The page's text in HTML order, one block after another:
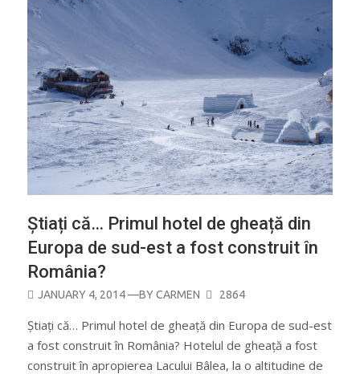
Știați că… Primul hotel de gheață din
Europa de sud-est a fost construit în
România?
POSTED
JANUARY 4, 2014—BYCARMEN 2864
Știați că… Primul hotel de gheață din Europa de sud-est
a fost construit în România? Hotelul de gheață a fost
construit în apropierea Lacului Bâlea, la o altitudine de